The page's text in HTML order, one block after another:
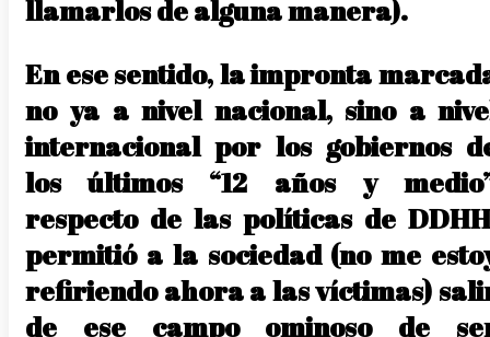
llamarlos de alguna manera).
En ese sentido, la impronta
no ya a nivel nacional, sino a
internacional por los gobiernos
los últimos “12 años y
respecto de las políticas de
permitió a la sociedad (no me
refiriendo ahora a las víctimas)
de ese campo ominoso de